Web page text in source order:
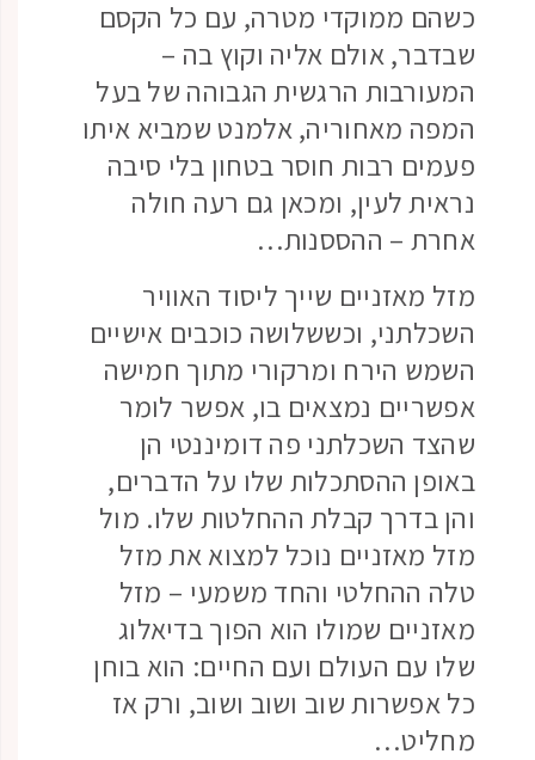
כשהם ממוקדי מטרה, עם כל הקסם
שבדבר, אולם אליה וקוץ בה –
המעורבות הרגשית הגבוהה של בעל
המפה מאחוריה, אלמנט שמביא איתו
פעמים רבות חוסר בטחון בלי סיבה
נראית לעין, ומכאן גם רעה חולה
אחרת – ההססנות…
מזל מאזניים שייך ליסוד האוויר
השכלתני, וכששלושה כוכבים אישיים
השמש הירח ומרקורי מתוך חמישה
אפשריים נמצאים בו, אפשר לומר
שהצד השכלתני פה דומיננטי הן
באופן ההסתכלות שלו על הדברים,
והן בדרך קבלת ההחלטות שלו. מול
מזל מאזניים נוכל למצוא את מזל
טלה ההחלטי והחד משמעי – מזל
מאזניים שמולו הוא הפוך בדיאלוג
שלו עם העולם ועם החיים: הוא בוחן
כל אפשרות שוב ושוב ושוב, ורק אז
מחליט…